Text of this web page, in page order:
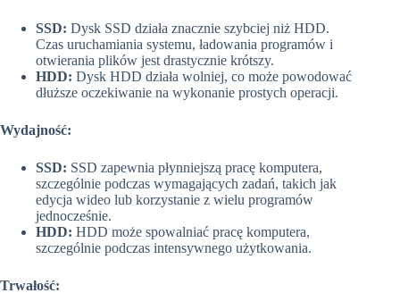
SSD: Dysk SSD działa znacznie szybciej niż HDD.
Czas uruchamiania systemu, ładowania programów i
otwierania plików jest drastycznie krótszy.
HDD: Dysk HDD działa wolniej, co może powodować
dłuższe oczekiwanie na wykonanie prostych operacji.
Wydajność:
SSD: SSD zapewnia płynniejszą pracę komputera,
szczególnie podczas wymagających zadań, takich jak
edycja wideo lub korzystanie z wielu programów
jednocześnie.
HDD: HDD może spowalniać pracę komputera,
szczególnie podczas intensywnego użytkowania.
Trwałość: